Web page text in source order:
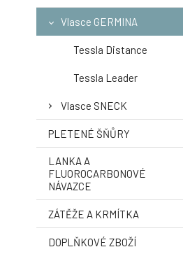
Vlasce GERMINA
Tessla Distance
Tessla Leader
Vlasce SNECK
PLETENÉ ŠŇŮRY
LANKA A
FLUOROCARBONOVÉ
NÁVAZCE
ZÁTĚŽE A KRMÍTKA
DOPLŇKOVÉ ZBOŽÍ